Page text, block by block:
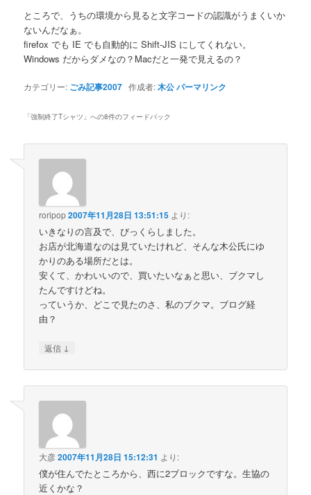
ところで、うちの環境から見ると文字コードの認識がうまくいか
ないんだなぁ。
firefox でも IE でも自動的に Shift-JIS にしてくれない。
Windows だからダメなの？Macだと一発で見えるの？
カテゴリー: ごみ記事2007 作成者:木公パーマリンク
「強制終了Tシャツ 」への8件のフィードバック
roripop2007年11月28日 13:51:15 より:
いきなりの言及で、びっくらしました。
お店が北海道なのは見ていたけれど、そんな木公氏にゆ
かりのある場所だとは。
安くて、かわいいので、買いたいなぁと思い、ブクマし
たんですけどね。
っていうか、どこで見たのさ、私のブクマ。ブログ経
由？
返信 ↓
大彦2007年11月28日 15:12:31 より:
僕が住んでたところから、西に2ブロックですな。生協の
近くかな？